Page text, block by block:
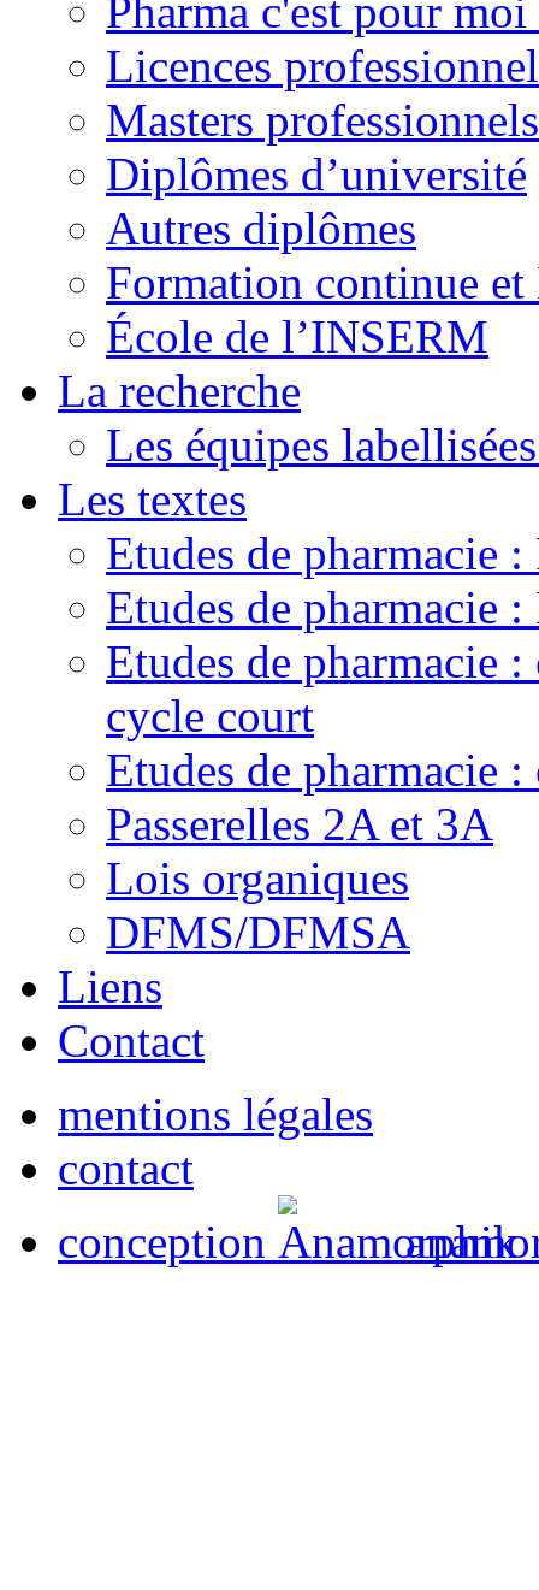
Pharma c'est pour
Licences
Masters
Diplômes d’université
Autres diplômes
Formation continue et
École de l’INSERM
La recherche
Les équipes
Les textes
Etudes de pharmacie :
Etudes de pharmacie
Etudes de pharmacie
cycle court
Etudes de pharmacie
Passerelles 2A et 3A
Lois organiques
DFMS/DFMSA
Liens
Contact
mentions légales
contact
conception